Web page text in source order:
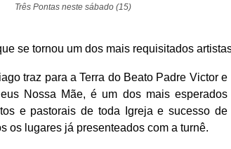
Três Pontas neste sábado (15)
se tornou um dos mais requisitados
traz para a Terra do Beato Padre Victor e
Nossa Mãe, é um dos mais esperados
e pastorais de toda Igreja e sucesso de
os lugares já presenteados com a turnê.